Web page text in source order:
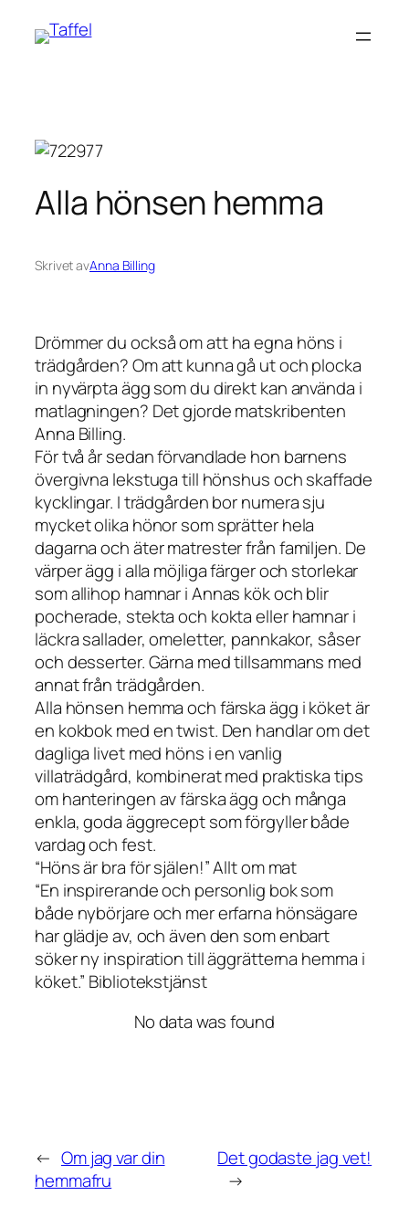
Hoppa
Alla hönsen hemma
Skrivet avAnna Billing
Drömmer du också om att ha egna höns i
trädgården? Om att kunna gå ut och plocka
in nyvärpta ägg som du direkt kan använda i
matlagningen? Det gjorde matskribenten
Anna Billing.
För två år sedan förvandlade hon barnens
övergivna lekstuga till hönshus och skaffade
kycklingar. I trädgården bor numera sju
mycket olika hönor som sprätter hela
dagarna och äter matrester från familjen. De
värper ägg i alla möjliga färger och storlekar
som allihop hamnar i Annas kök och blir
pocherade, stekta och kokta eller hamnar i
läckra sallader, omeletter, pannkakor, såser
och desserter. Gärna med tillsammans med
annat från trädgården.
Alla hönsen hemma och färska ägg i köket är
en kokbok med en twist. Den handlar om det
dagliga livet med höns i en vanlig
villaträdgård, kombinerat med praktiska tips
om hanteringen av färska ägg och många
enkla, goda äggrecept som förgyller både
vardag och fest.
“Höns är bra för själen!” Allt om mat
“En inspirerande och personlig bok som
både nybörjare och mer erfarna hönsägare
har glädje av, och även den som enbart
söker ny inspiration till äggrätterna hemma i
köket.” Bibliotekstjänst
No data was found
← Om jag var din
hemmafru
Det godaste jag vet!
→